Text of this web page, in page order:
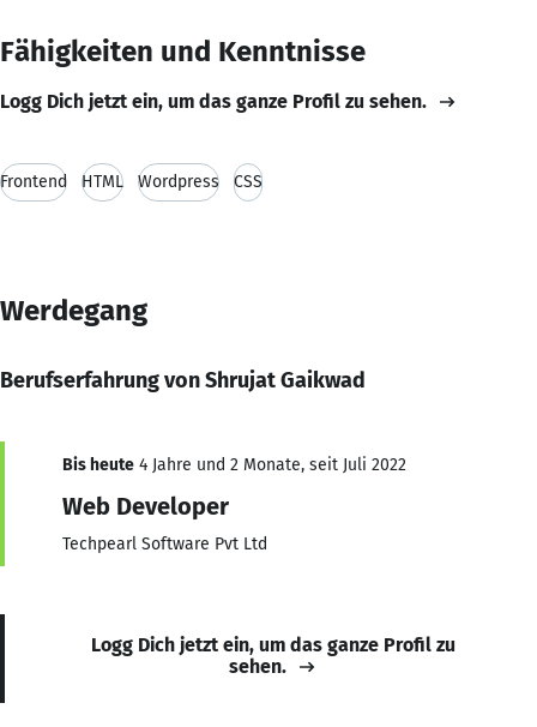
Fähigkeiten und Kenntnisse
Logg Dich jetzt ein, um das ganze Profil zu sehen.
Frontend HTML Wordpress CSS
Werdegang
Berufserfahrung von Shrujat Gaikwad
Bis heute 4 Jahre und 2 Monate, seit Juli 2022
Web Developer
Techpearl Software Pvt Ltd
Logg Dich jetzt ein, um das ganze Profil zu
sehen.